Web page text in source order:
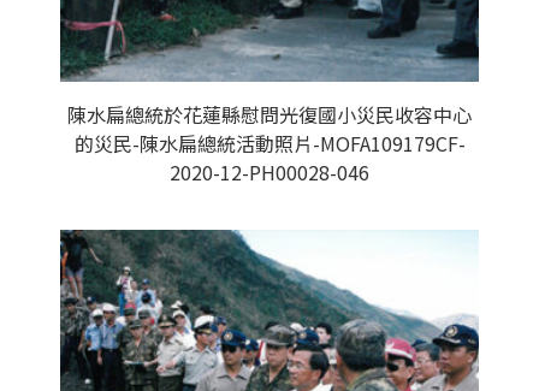
陳水扁總統於花蓮縣慰問光復國小災民收容中心
的災民-陳水扁總統活動照片-MOFA109179CF-
2020-12-PH00028-046